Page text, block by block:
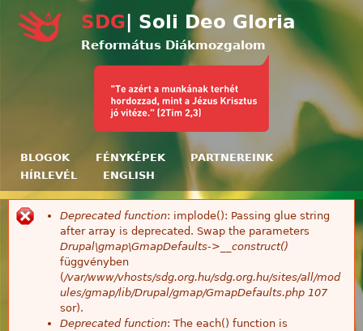
Ugrás a tartalomra
SDG | Soli Deo Gloria
Református Diákmozgalom
BLOGOK FÉNYKÉPEK
PARTNEREINK
HÍRLEVÉL
ENGLISH
Hibaüzenet
Deprecated function: implode(): Passing glue string
after array is deprecated. Swap the parameters
Drupal\gmap\GmapDefaults->__construct()
függvényben
(/var/www/vhosts/sdg.org.hu/sdg.org.hu/sites/all/mod
ules/gmap/lib/Drupal/gmap/GmapDefaults.php 107
sor).
Deprecated function: The each() function is